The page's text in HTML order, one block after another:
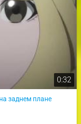
0:32
заднем плане